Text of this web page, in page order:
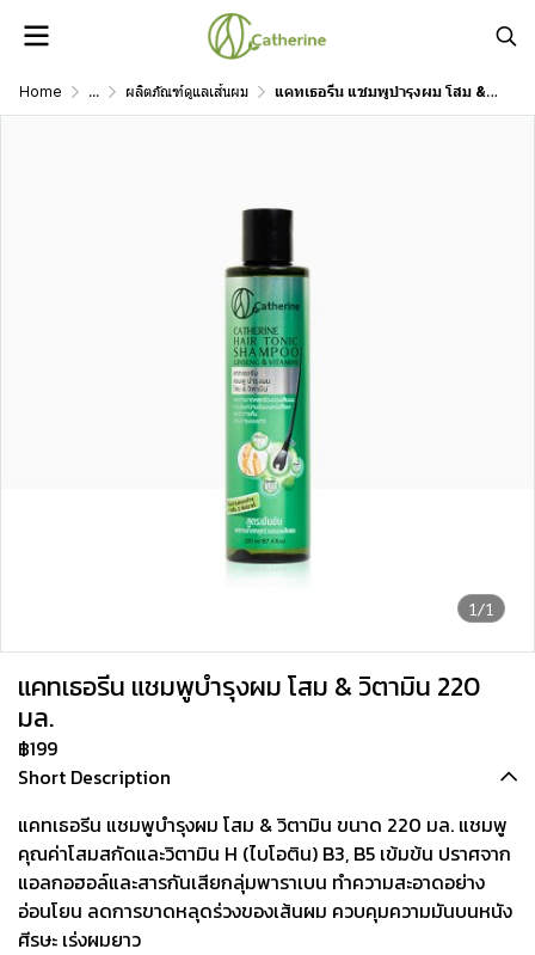
Home ... ผลิตภัณฑ์ดูแลเส้นผม แคทเธอรีน แชมพูบำรุงผม โสม & วิตามิน 220 มล.
1/1
แคทเธอรีน แชมพูบำรุงผม โสม & วิตามิน 220
มล.
฿199
Short Description
แคทเธอรีน แชมพูบำรุงผม โสม & วิตามิน ขนาด 220 มล. แชมพู
คุณค่าโสมสกัดและวิตามิน H (ไบโอติน) B3, B5 เข้มข้น ปราศจาก
แอลกอฮอล์และสารกันเสียกลุ่มพาราเบน ทำความสะอาดอย่าง
อ่อนโยน ลดการขาดหลุดร่วงของเส้นผม ควบคุมความมันบนหนัง
ศีรษะ เร่งผมยาว